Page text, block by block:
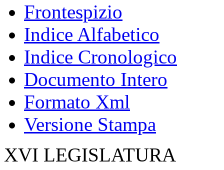
Frontespizio
Indice Alfabetico
Indice Cronologico
Documento Intero
Formato Xml
Versione Stampa
XVI LEGISLATURA